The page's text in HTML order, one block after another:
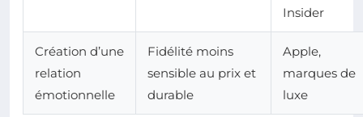
Insider
Création d’une
relation
émotionnelle
Fidélité moins
sensible au prix et
durable
Apple,
marques de
luxe